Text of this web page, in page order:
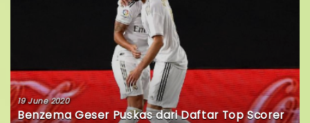
19 June 2020
Benzema Geser Puskas dari Daftar Top Scorer